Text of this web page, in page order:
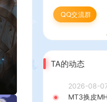
QQ交流群
TA的动态
2026-08-
MT3换皮